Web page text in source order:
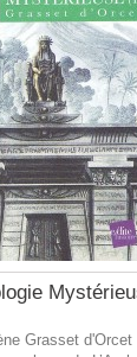
Grasset